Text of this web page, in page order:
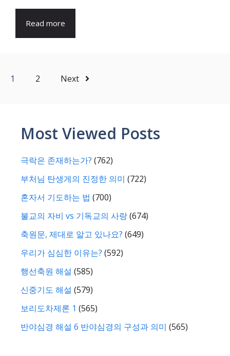
Read more
1 2 Next
Most Viewed Posts
극락은 존재하는가? (762)
부처님 탄생게의 진정한 의미 (722)
혼자서 기도하는 법 (700)
불교의 자비 vs 기독교의 사랑(674)
축원문, 제대로 알고 있나요? (649)
우리가 심심한 이유는? (592)
행선축원 해설 (585)
신중기도 해설 (579)
보리도차제론 1 (565)
반야심경 해설 6 반야심경의 구성과 의미 (565)